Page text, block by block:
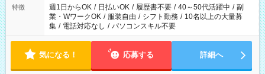
必要な場合も遠慮なくご相談ください。
特徴 週1日からOK / 日払いOK / 履歴書不要 / 40～50代活躍中 / 副
業・WワークOK / 服装自由 / シフト勤務 / 10名以上の大量募
集 / 電話対応なし / パソコンスキル不要
気になる！ 応募する 詳細へ